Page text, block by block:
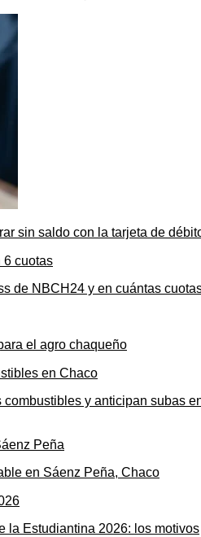
sin saldo con la tarjeta de
de NBCH24 y en cuántas
el agro chaqueño
y anticipan subas
en Sáenz Peña, Chaco
la Estudiantina 2026: los motivos